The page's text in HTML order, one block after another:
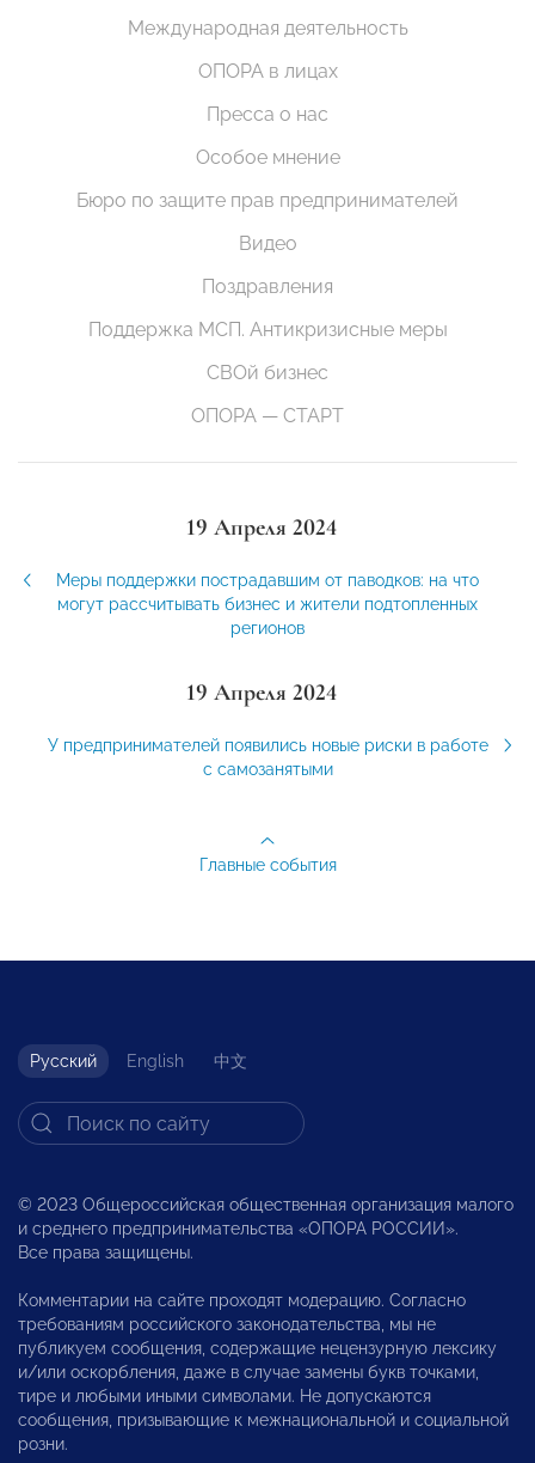
Международная деятельность
ОПОРА в лицах
Пресса о нас
Особое мнение
Бюро по защите прав предпринимателей
Видео
Поздравления
Поддержка МСП. Антикризисные меры
СВОй бизнес
ОПОРА — СТАРТ
19 Апреля 2024
Меры поддержки пострадавшим от паводков: на что
могут рассчитывать бизнес и жители подтопленных
регионов
19 Апреля 2024
У предпринимателей появились новые риски в работе
с самозанятыми
Главные события
Русский English 中文
© 2023 Общероссийская общественная организация малого
и среднего предпринимательства «ОПОРА РОССИИ».
Все права защищены.
Комментарии на сайте проходят модерацию. Согласно
требованиям российского законодательства, мы не
публикуем сообщения, содержащие нецензурную лексику
и/или оскорбления, даже в случае замены букв точками,
тире и любыми иными символами. Не допускаются
сообщения, призывающие к межнациональной и социальной
розни.